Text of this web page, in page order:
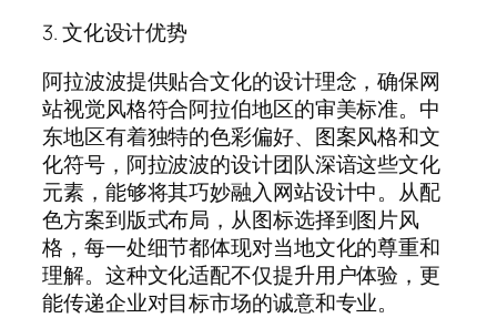
3. 文化设计优势
阿拉波波提供贴合文化的设计理念，确保网
站视觉风格符合阿拉伯地区的审美标准。中
东地区有着独特的色彩偏好、图案风格和文
化符号，阿拉波波的设计团队深谙这些文化
元素，能够将其巧妙融入网站设计中。从配
色方案到版式布局，从图标选择到图片风
格，每一处细节都体现对当地文化的尊重和
理解。这种文化适配不仅提升用户体验，更
能传递企业对目标市场的诚意和专业。